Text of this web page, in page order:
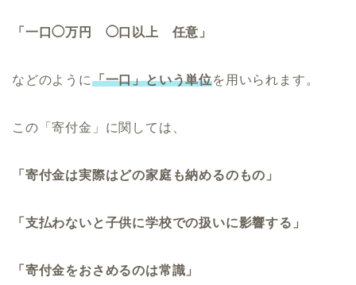
「一口◯万円 ◯口以上 任意」
などのように「一口」という単位を用いられます。
この「寄付金」に関しては、
「寄付金は実際はどの家庭も納めるのもの」
「支払わないと子供に学校での扱いに影響する」
「寄付金をおさめるのは常識」